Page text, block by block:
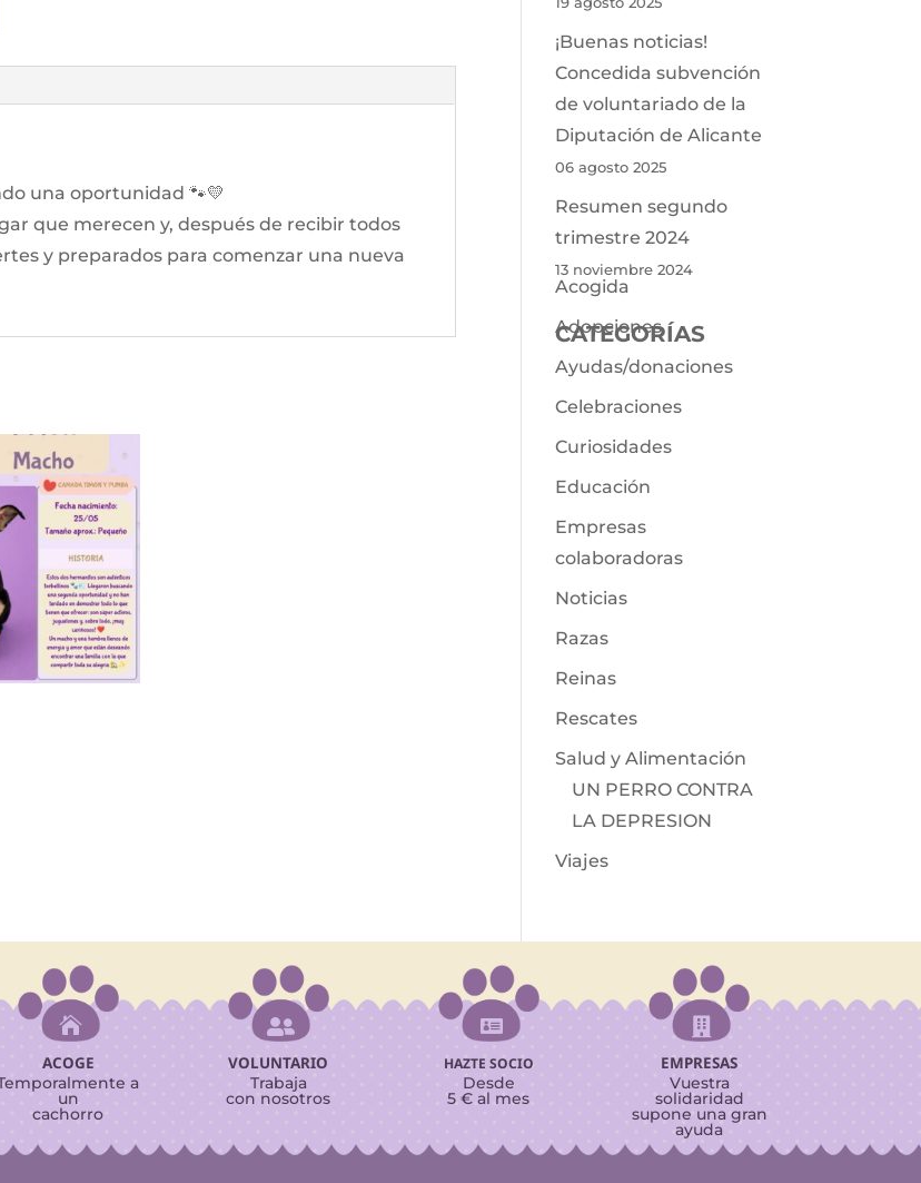
una oportunidad 🐾💛
que merecen y, después de recibir todos
y preparados para comenzar una nueva
¡Buenas noticias!
Concedida subvención
de voluntariado de la
Diputación de Alicante
06 agosto 2025
Resumen segundo
trimestre 2024
13 noviembre 2024
CATEGORÍAS
Acogida
Adopciones
Ayudas/donaciones
Celebraciones
Curiosidades
Educación
Empresas
colaboradoras
Noticias
Razas
Reinas
Rescates
Salud y Alimentación
UN PERRO CONTRA
LA DEPRESION
Viajes

ACOGE
a
un
cachorro

VOLUNTARIO
Trabaja
con nosotros

HAZTE SOCIO
Desde
5 € al mes

EMPRESAS
Vuestra
solidaridad
supone una gran
ayuda